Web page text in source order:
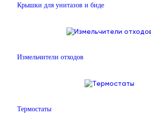
Крышки для унитазов и биде
Измельчители отходов
Термостаты